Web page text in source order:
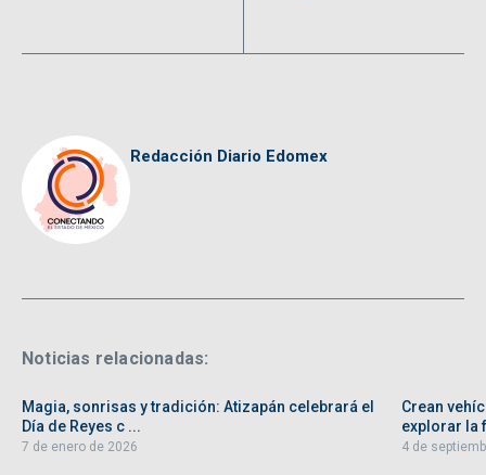
Redacción Diario Edomex
Noticias relacionadas:
Magia, sonrisas y tradición: Atizapán celebrará el
Día de Reyes c ...
7 de enero de 2026
Crean
explorar la
4 de